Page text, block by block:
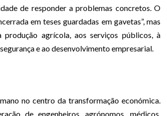
de responder a problemas concretos. O
em teses guardadas em gavetas”, mas
agrícola, aos serviços públicos, à
e ao desenvolvimento empresarial.
no centro da transformação económica.
de engenheiros, agrónomos, médicos,